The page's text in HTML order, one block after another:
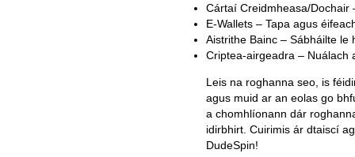
Cártaí Creidmheasa/Dochair
E-Wallets – Tapa agus
Aistrithe Bainc – Sábháilte
Criptea-airgeadra – Nuálach
Leis na roghanna seo, is
agus muid ar an eolas go
a chomhlíonann dár
idirbhirt. Cuirimis ár dtaiscí
DudeSpin!